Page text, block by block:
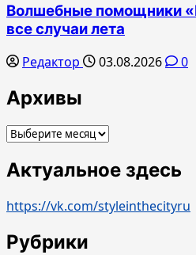
Волшебные помощники
все случаи лета
Редактор 03.08.2026 0
Архивы
Архивы
Актуальное здесь
https://vk.com/styleinthecityru
Рубрики